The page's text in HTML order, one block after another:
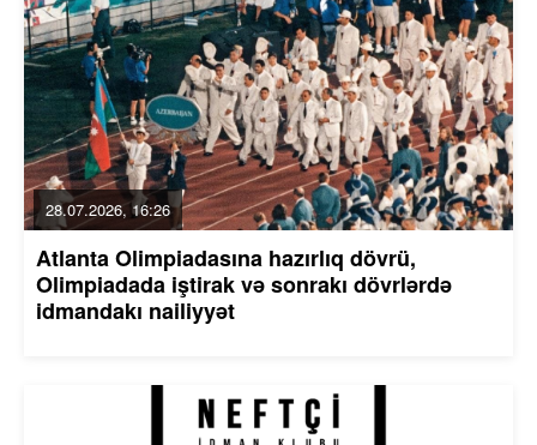
28.07.2026, 16:26
Atlanta Olimpiadasına hazırlıq dövrü,
Olimpiadada iştirak və sonrakı dövrlərdə
idmandakı nailiyyət